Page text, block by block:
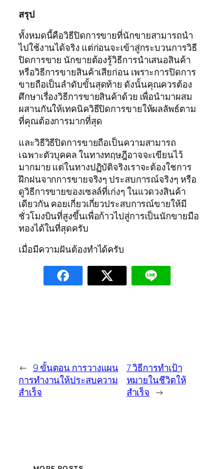
สรุป
ทั้งหมดนี้คือวิธีปิดการขายที่นักขายสามารถนำ
ไปใช้งานได้จริง แต่ก่อนจะเข้าสู่กระบวนการวิธี
ปิดการขาย นักขายต้องรู้วิธีการนำเสนอสินค้า
หรือวิธีการขายสินค้าเสียก่อน เพราะการปิดการ
ขายถือเป็นลำดับขั้นสุดท้าย ดังนั้นคุณควรต้อง
ศึกษาเรื่องวิธีการขายสินค้าด้วย เพื่อนำมาผสม
ผสานกันให้เทคนิควิธีปิดการขายให้ผลลัพธ์ตาม
ที่คุณต้องการมากที่สุด
และวิธีวิธีปิดการขายถือเป็นความสามารถ
เฉพาะตัวบุคคล ในทางทฤษฎีอาจจะเขียนไว้
มากมาย แต่ในทางปฏิบัติจริงเราจะต้องใชการ
ฝึกฝนจากการขายจริงๆ ประสบการณ์จริงๆ หรือ
ดูวิธีการขายของเซลล์ที่เก่งๆ ในแวดวงสินค้า
เดียวกัน คอยเกี่ยวเกี่ยวประสบการณ์ขายให้มี
ชั่วโมงบินที่สูงขึ้นเพื่อก้าวไปสู่การเป็นนักขายมือ
ทองได้ในที่สุดครับ
เมื่อมีความฝันต้องทำได้ครับ
← 9 ขั้นตอน การวางแผน
การทำงานให้ประสบความ
สำเร็จ
7 วิธีการทำเป้า
หมายในชีวิตให้
สำเร็จ →